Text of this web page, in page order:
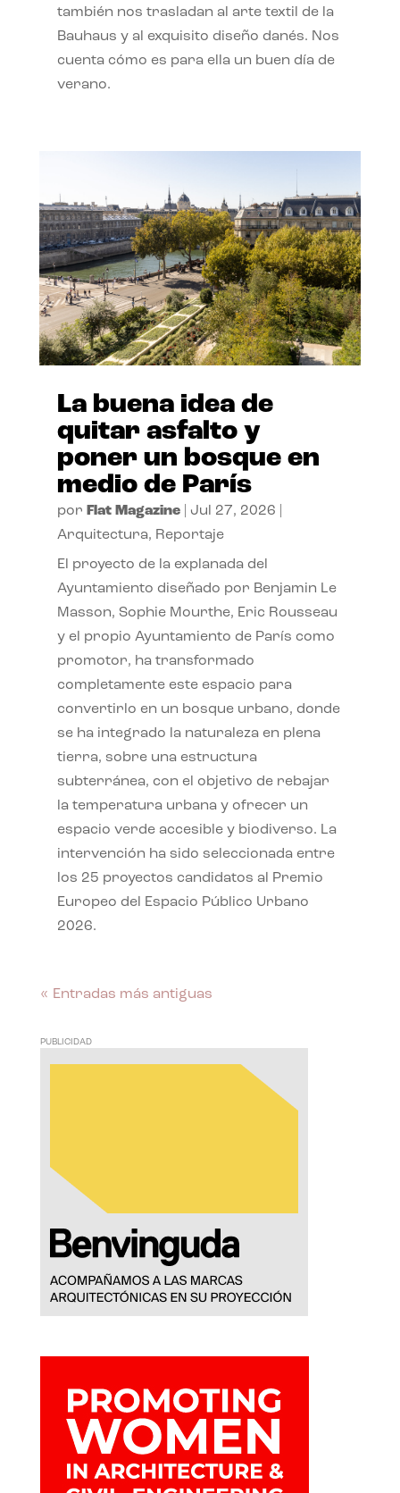
también nos trasladan al arte textil de la
Bauhaus y al exquisito diseño danés. Nos
cuenta cómo es para ella un buen día de
verano.
La buena idea de
quitar asfalto y
poner un bosque en
medio de París
por Flat Magazine| Jul 27, 2026
Arquitectura, Reportaje
El proyecto de la explanada del
Ayuntamiento diseñado por Benjamin Le
Masson, Sophie Mourthe, Eric Rousseau
y el propio Ayuntamiento de París como
promotor, ha transformado
completamente este espacio para
convertirlo en un bosque urbano, donde
se ha integrado la naturaleza en plena
tierra, sobre una estructura
subterránea, con el objetivo de rebajar
la temperatura urbana y ofrecer un
espacio verde accesible y biodiverso. La
intervención ha sido seleccionada entre
los 25 proyectos candidatos al Premio
Europeo del Espacio Público Urbano
2026.
« Entradas más antiguas
PUBLICIDAD